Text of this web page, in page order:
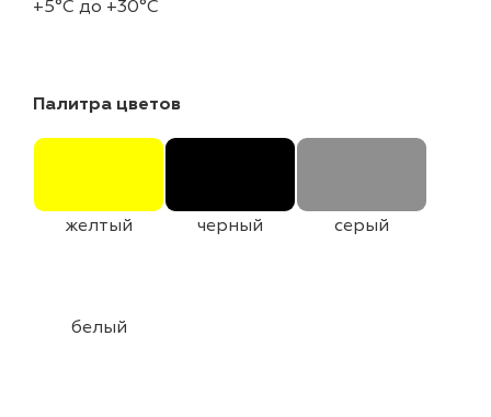
+5°C до +30°C
Палитра цветов
желтый черный серый
белый